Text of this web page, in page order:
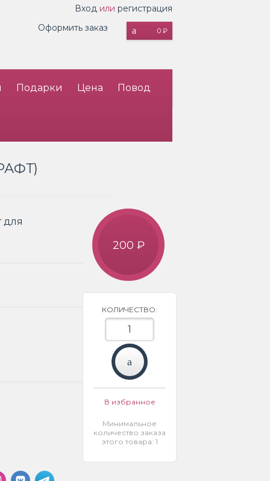
Вход или регистрация
0 ₽
Оформить заказ
Подарки Цена Повод
для
200 ₽
КОЛИЧЕСТВО:
В избранное
Минимальное
количество заказа
этого товара: 1